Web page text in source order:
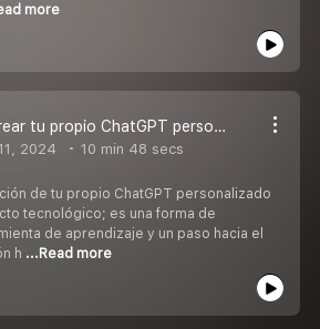
more
Cómo crear tu propio ChatGPT personalizado paso a paso y monetízarlo
2024 10 min 48 secs
de tu propio ChatGPT personalizado
tecnológico; es una forma de
de aprendizaje y un paso hacia el
h ...Read more